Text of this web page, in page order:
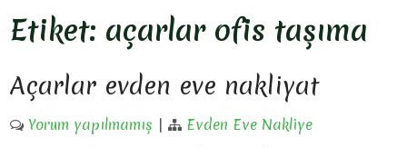
Etiket: açarlar ofis taşıma
Açarlar evden eve nakliyat
Yorum yapılmamış |
Evden Eve Nakliye